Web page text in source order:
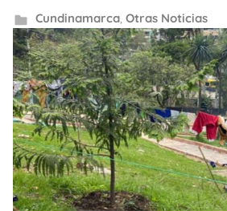
Cundinamarca, Otras Noticias